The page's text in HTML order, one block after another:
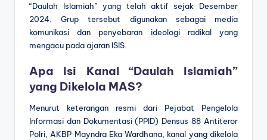
“Daulah Islamiah” yang telah aktif sejak Desember
2024. Grup tersebut digunakan sebagai media
komunikasi dan penyebaran ideologi radikal yang
mengacu pada ajaran ISIS.
Apa Isi Kanal “Daulah Islamiah”
yang Dikelola MAS?
Menurut keterangan resmi dari Pejabat Pengelola
Informasi dan Dokumentasi (PPID) Densus 88 Antiteror
Polri, AKBP Mayndra Eka Wardhana, kanal yang dikelola